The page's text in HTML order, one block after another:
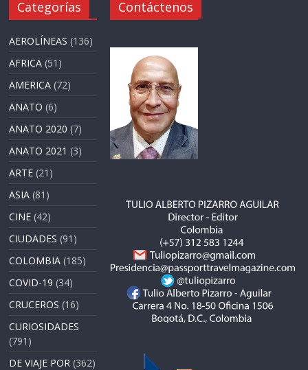
Categorías
AEROLÍNEAS (136)
AFRICA (51)
AMERICA (72)
ANATO (6)
ANATO 2020 (7)
ANATO 2021 (3)
ARTE (21)
ASIA (81)
CINE (42)
CIUDADES (91)
COLOMBIA (185)
COVID-19 (34)
CRUCEROS (16)
CURIOSIDADES
(791)
DE VIAJE POR (362)
Contáctenos